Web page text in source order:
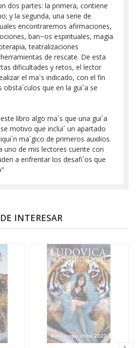
dos partes: la primera, contiene
y la segunda, una serie de
encontraremos afirmaciones,
ban~os espirituales, magia
teatralizaciones
de rescate. De esta
dificultades y retos, el lector
el ma´s indicado, con el fin
que en la gui´a se
libro algo ma´s que una gui´a
motivo que inclui´ un apartado
ma´gico de primeros auxilios.
uno de mis lectores cuente con
a enfrentar los desafi´os que
INTERESAR